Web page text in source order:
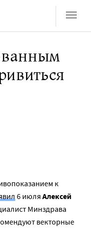
к
6 июля Алексей
Минздрава
векторные